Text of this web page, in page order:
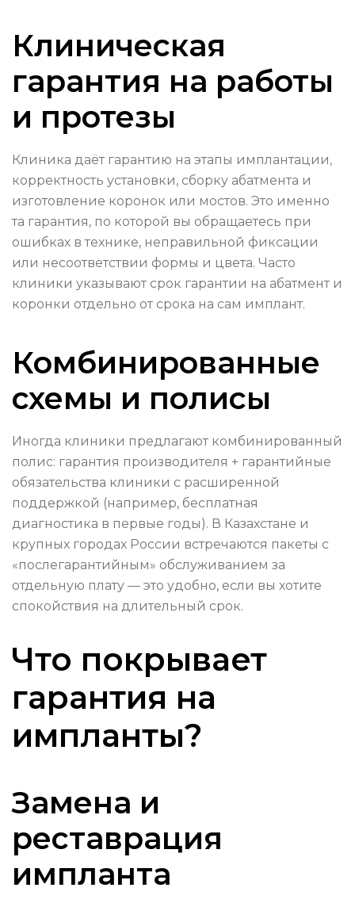
Клиническая
гарантия на работы
и протезы
Клиника даёт гарантию на этапы имплантации,
корректность установки, сборку абатмента и
изготовление коронок или мостов. Это именно
та гарантия, по которой вы обращаетесь при
ошибках в технике, неправильной фиксации
или несоответствии формы и цвета. Часто
клиники указывают срок гарантии на абатмент и
коронки отдельно от срока на сам имплант.
Комбинированные
схемы и полисы
Иногда клиники предлагают комбинированный
полис: гарантия производителя + гарантийные
обязательства клиники с расширенной
поддержкой (например, бесплатная
диагностика в первые годы). В Казахстане и
крупных городах России встречаются пакеты с
«послегарантийным» обслуживанием за
отдельную плату — это удобно, если вы хотите
спокойствия на длительный срок.
Что покрывает
гарантия на
импланты?
Замена и
реставрация
импланта